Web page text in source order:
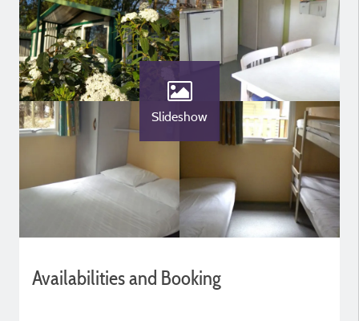
Slideshow
Availabilities and Booking